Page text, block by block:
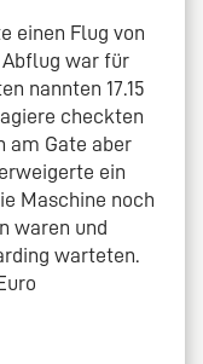
einen Flug von
Abflug war für
nannten 17.15
checkten
am Gate aber
ein
Maschine noch
waren und
warteten.